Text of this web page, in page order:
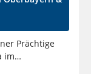
Prächtige
im